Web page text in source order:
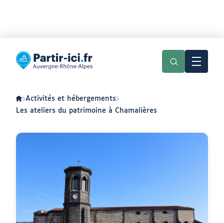
menu
contenu
Partir
ici
en
Auvergne-
Rhône-
Activités et hébergements
Les ateliers du patrimoine à Chamalières